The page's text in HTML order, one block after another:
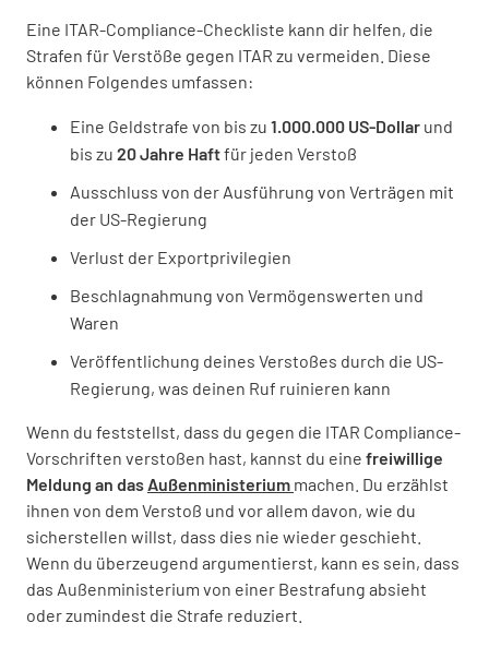
Eine ITAR-Compliance-Checkliste kann dir helfen, die
Strafen für Verstöße gegen ITAR zu vermeiden. Diese
können Folgendes umfassen:
Eine Geldstrafe von bis zu 1.000.000 US-Dollar und
bis zu 20 Jahre Haftfür jeden Verstoß
Ausschluss von der Ausführung von Verträgen mit
der US-Regierung
Verlust der Exportprivilegien
Beschlagnahmung von Vermögenswerten und
Waren
Veröffentlichung deines Verstoßes durch die US-
Regierung, was deinen Ruf ruinieren kann
Wenn du feststellst, dass du gegen die ITAR Compliance-
Vorschriften verstoßen hast, kannst du eine freiwillige
Meldung an das Außenministerium machen. Du erzählst
ihnen von dem Verstoß und vor allem davon, wie du
sicherstellen willst, dass dies nie wieder geschieht.
Wenn du überzeugend argumentierst, kann es sein, dass
das Außenministerium von einer Bestrafung absieht
oder zumindest die Strafe reduziert.